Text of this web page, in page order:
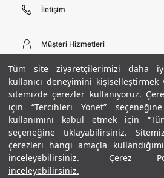
Tüm site ziyaretçilerimizi daha
kullanıcı deneyimini
sitemizde çerezler kullanıyoruz.
için “Tercihleri Yönet”
kullanımını kabul etmek için
seçeneğine tıklayabilirsiniz.
çerezleri hangi amaçla
inceleyebilirsiniz.
Çerez
inceleyebilirsiniz.
+ 15 Renk
İletişim
444 02 00
Pazartesi - Cuma 09:00 - 18:00
E-posta
bilgi@underarmour.com
Müşteri Hizmetleri
Sipariş Sorgulama
Bize Ulaşın
Teslimat Bilgileri
İşlem Rehberi
İade ve Değişimler
Sıkça Sorulan Sorular
Beden Rehberi
Site Haritası
Hakkımızda
Ticari Bilgiler
Hükümler ve Koşullar
Gizlilik Politikası
Çerez Politikası
Kariyer
ETBİS
UA Sosyal Medya
Instagram
Facebook
Twitter
Popüler Kategoriler
Erkek Basketbol Ayakkabısı